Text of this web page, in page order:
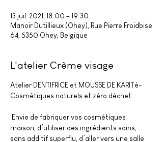
13 juil. 2021, 18:00 – 19:30
Manoir Dutillieux (Ohey), Rue Pierre Froidbise
64, 5350 Ohey, Belgique
L'atelier Crème visage
Atelier DENTIFRICE et MOUSSE DE KARITé-
Cosmétiques naturels et zéro déchet
maison, d’utiliser des ingrédients sains,
sans additif superflu, d’aller vers une salle